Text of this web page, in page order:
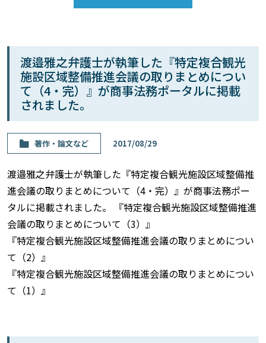
渡邉雅之弁護士が執筆した『特定複合観光
施設区域整備推進会議の取りまとめについ
て（4・完）』が商事法務ポータルに掲載
されました。
著作・論⽂など 2017/08/29
渡邉雅之弁護士が執筆した『特定複合観光施設区域整備推
進会議の取りまとめについて（4・完）』が商事法務ポー
タルに掲載されました。 『特定複合観光施設区域整備推進
会議の取りまとめについて（3）』
『特定複合観光施設区域整備推進会議の取りまとめについ
て（2）』
『特定複合観光施設区域整備推進会議の取りまとめについ
て（1）』